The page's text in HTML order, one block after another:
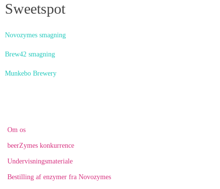
Sweetspot
Novozymes smagning
Brew42 smagning
Munkebo Brewery
Om os
beerZymes konkurrence
Undervisningsmateriale
Bestilling af enzymer fra Novozymes